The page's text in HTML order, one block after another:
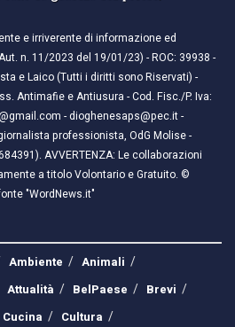
e irriverente di informazione ed
n. 11/2023 del 19/01/23) - ROC: 39938 -
e Laico (Tutti i diritti sono Riservati) -
Antimafie e Antiusura - Cod. Fisc./P. Iva:
- dioghenesaps@pec.it -
professionista, OdG Molise -
AVVERTENZA: Le collaborazioni
a titolo Volontario e Gratuito. ©
"WordNews.it"
Ambiente
Animali
Attualità BelPaese
Brevi
Cucina
Cultura